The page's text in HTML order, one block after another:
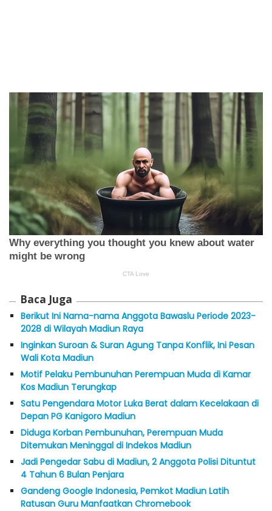
Baca Juga
Berikut Ini Nama-nama Anggota Bawaslu Periode 2023-
2028 di Wilayah Madiun Raya
Inginkan Suroan & Suran Agung Tanpa Konflik, Ini Pesan
Wali Kota Madiun
Motif Pelaku Pembunuhan Perempuan Muda di Kamar
Kos Madiun Terungkap
Satu Pengendara Motor Luka Berat dalam Kecelakaan di
Depan PG Kanigoro Madiun
Diduga Korban Pembunuhan, Perempuan Muda
Ditemukan Meninggal di Indekos Madiun
Jadi Pengedar Sabu di Madiun, 2 Anggota Polisi Dituntut
4 Tahun 6 Bulan Penjara
Gandeng Google Indonesia, Pemkot Madiun Latih
Ratusan Guru Manfaatkan Chromebook